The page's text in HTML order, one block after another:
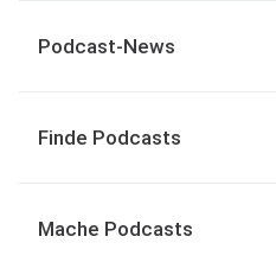
Podcast-News
Finde Podcasts
Mache Podcasts